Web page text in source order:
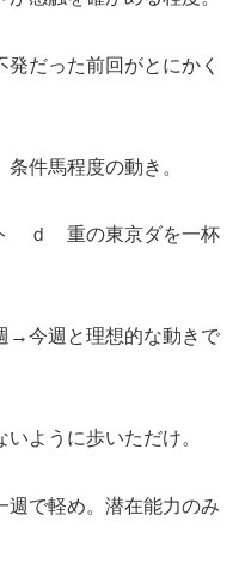
だった前回がとにかく
件馬程度の動き。
ｄ 重の東京ダを一杯
今週と理想的な動きで
うに歩いただけ。
で軽め。潜在能力のみ